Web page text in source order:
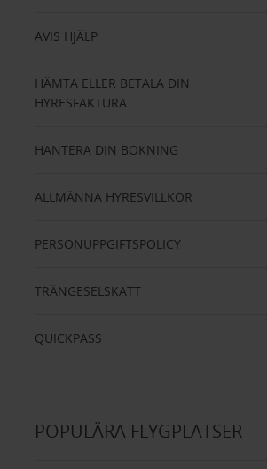
AVIS HJÄLP
HÄMTA ELLER BETALA DIN
HYRESFAKTURA
HANTERA DIN BOKNING
ALLMÄNNA HYRESVILLKOR
PERSONUPPGIFTSPOLICY
TRÄNGESELSKATT
QUICKPASS
POPULÄRA FLYGPLATSER